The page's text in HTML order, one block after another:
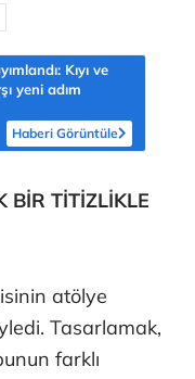
Kıyı ve
yeni adım
Haberi Görüntüle
BİR TİTİZLİKLE
atölye
Tasarlamak,
farklı